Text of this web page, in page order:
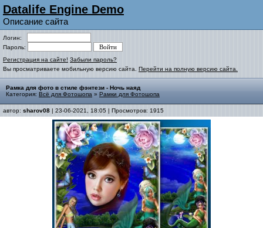
Datalife Engine Demo
Описание сайта
Логин:
Пароль:
Регистрация на сайте! Забыли пароль?
Вы просматриваете мобильную версию сайта. Перейти на полную версию сайта.
Рамка для фото в стиле фэнтези - Ночь наяд
Категория: Всё для Фотошопа » Рамки для Фотошопа
автор: sharov08 | 23-06-2021, 18:05 | Просмотров: 1915